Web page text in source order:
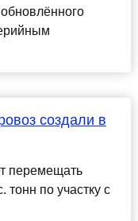
создали в
перемещать
тонн по участку с